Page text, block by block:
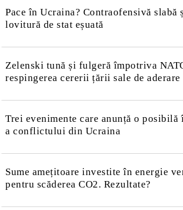
Pace în Ucraina? Contraofensivă slabă
lovitură de stat eșuată
Zelenski tună și fulgeră împotriva
respingerea cererii țării sale de aderare
Trei evenimente care anunță o posibilă
a conflictului din Ucraina
Sume amețitoare investite în energie
pentru scăderea CO2. Rezultate?